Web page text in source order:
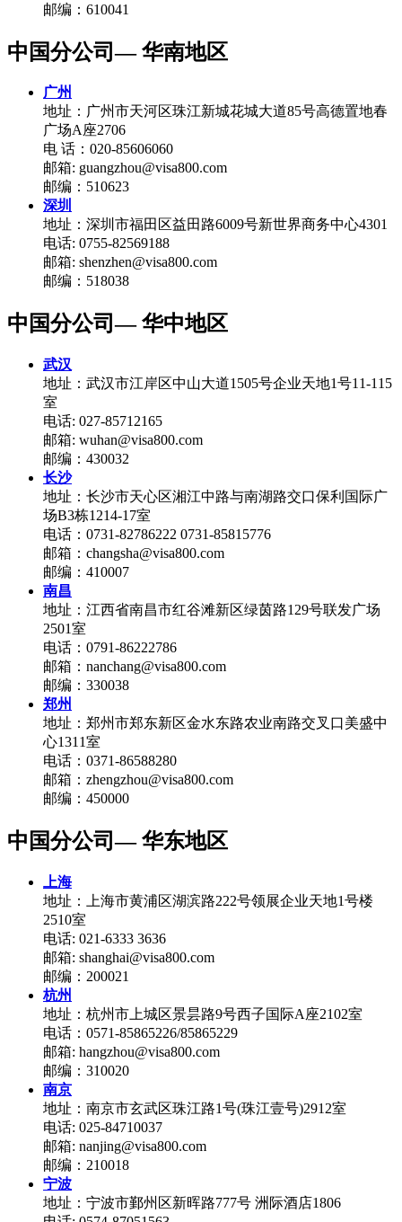
邮编：610041
中国分公司— 华南地区
广州
地址：广州市天河区珠江新城花城大道85号高德置地春
广场A座2706
电 话：020-85606060
邮箱: guangzhou@visa800.com
邮编：510623
深圳
地址：深圳市福田区益田路6009号新世界商务中心4301
电话: 0755-82569188
邮箱: shenzhen@visa800.com
邮编：518038
中国分公司— 华中地区
武汉
地址：武汉市江岸区中山大道1505号企业天地1号11-115
室
电话: 027-85712165
邮箱: wuhan@visa800.com
邮编：430032
长沙
地址：长沙市天心区湘江中路与南湖路交口保利国际广
场B3栋1214-17室
电话：0731-82786222 0731-85815776
邮箱：changsha@visa800.com
邮编：410007
南昌
地址：江西省南昌市红谷滩新区绿茵路129号联发广场
2501室
电话：0791-86222786
邮箱：nanchang@visa800.com
邮编：330038
郑州
地址：郑州市郑东新区金水东路农业南路交叉口美盛中
心1311室
电话：0371-86588280
邮箱：zhengzhou@visa800.com
邮编：450000
中国分公司— 华东地区
上海
地址：上海市黄浦区湖滨路222号领展企业天地1号楼
2510室
电话: 021-6333 3636
邮箱: shanghai@visa800.com
邮编：200021
杭州
地址：杭州市上城区景昙路9号西子国际A座2102室
电话：0571-85865226/85865229
邮箱: hangzhou@visa800.com
邮编：310020
南京
地址：南京市玄武区珠江路1号(珠江壹号)2912室
电话: 025-84710037
邮箱: nanjing@visa800.com
邮编：210018
宁波
地址：宁波市鄞州区新晖路777号 洲际酒店1806